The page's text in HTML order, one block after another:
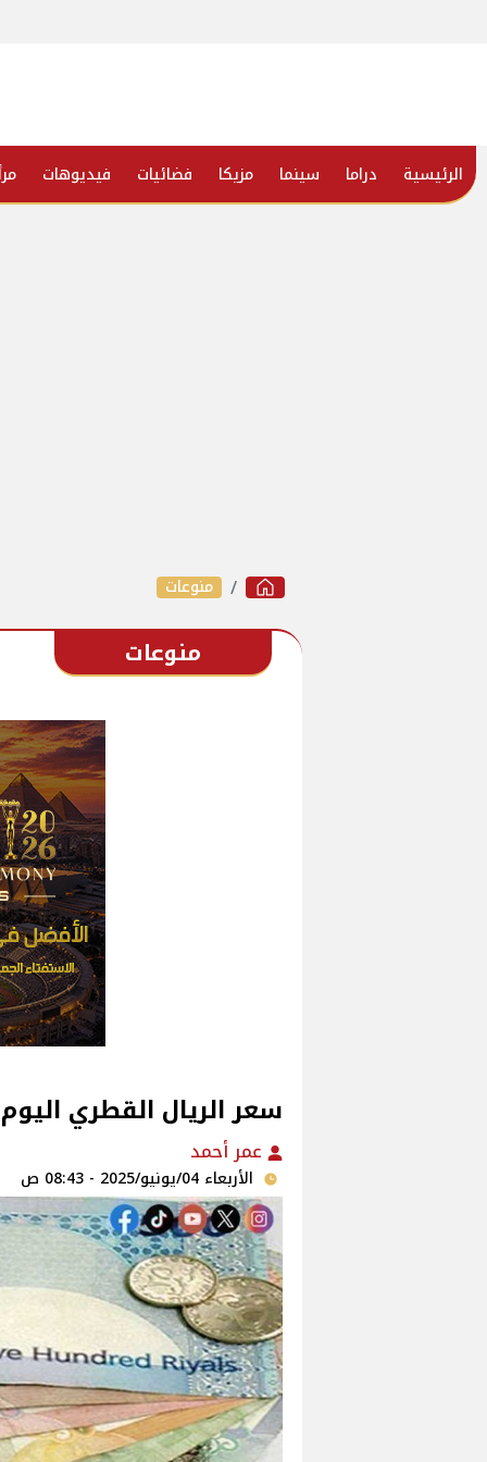
الرئيسية دراما سينما مزيكا فضائيات فيديوهات
منوعات
منوعات
سعر الريال القطري اليوم
عمر أحمد
الأربعاء 04/يونيو/2025 - 08:43 ص